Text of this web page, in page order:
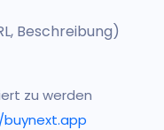
Beschreibung)
zu werden